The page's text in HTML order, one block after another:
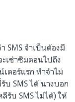
SMS จำเป็นต้องมี
ะเช่าซิมตอนไปถึง
เตอร์แรก ทำจำไม่
บ SMS ได้ นางบอก
รับ SMS ไม่ได้) ให้